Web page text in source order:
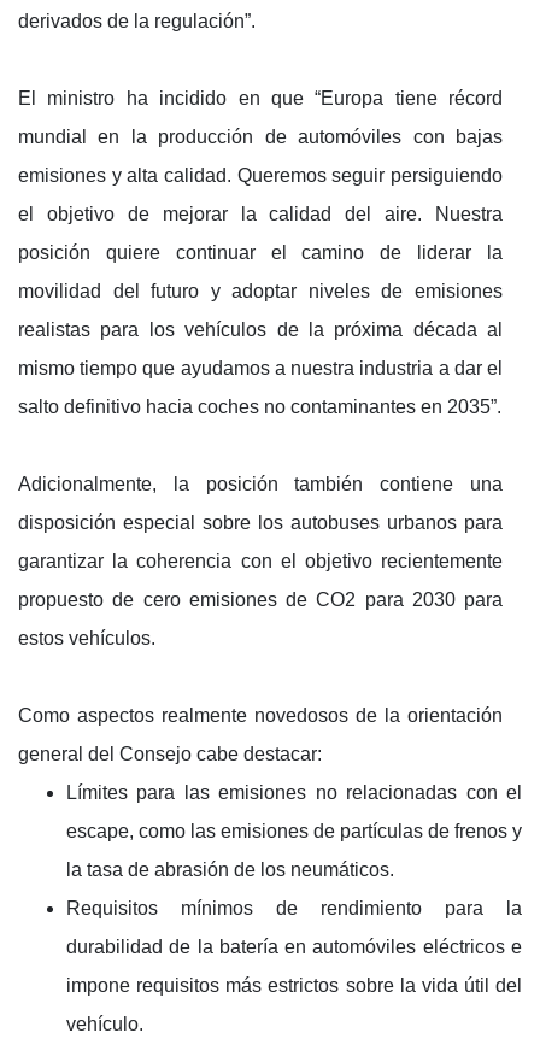
derivados de la regulación”.
El ministro ha incidido en que “Europa tiene récord
mundial en la producción de automóviles con bajas
emisiones y alta calidad. Queremos seguir persiguiendo
el objetivo de mejorar la calidad del aire. Nuestra
posición quiere continuar el camino de liderar la
movilidad del futuro y adoptar niveles de emisiones
realistas para los vehículos de la próxima década al
mismo tiempo que ayudamos a nuestra industria a dar el
salto definitivo hacia coches no contaminantes en 2035”.
Adicionalmente, la posición también contiene una
disposición especial sobre los autobuses urbanos para
garantizar la coherencia con el objetivo recientemente
propuesto de cero emisiones de CO2 para 2030 para
estos vehículos.
Como aspectos realmente novedosos de la orientación
general del Consejo cabe destacar:
Límites para las emisiones no relacionadas con el
escape, como las emisiones de partículas de frenos y
la tasa de abrasión de los neumáticos.
Requisitos mínimos de rendimiento para la
durabilidad de la batería en automóviles eléctricos e
impone requisitos más estrictos sobre la vida útil del
vehículo.